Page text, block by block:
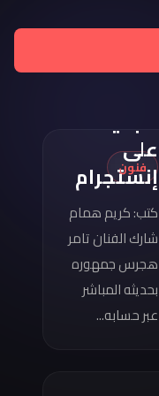
فنون
هجرس
يشارك
الجديدة
على
إنستجرام
كتب: كريم همام
شارك الفنان تامر
هجرس جمهوره
بحديثه المباشر
عبر حسابه...